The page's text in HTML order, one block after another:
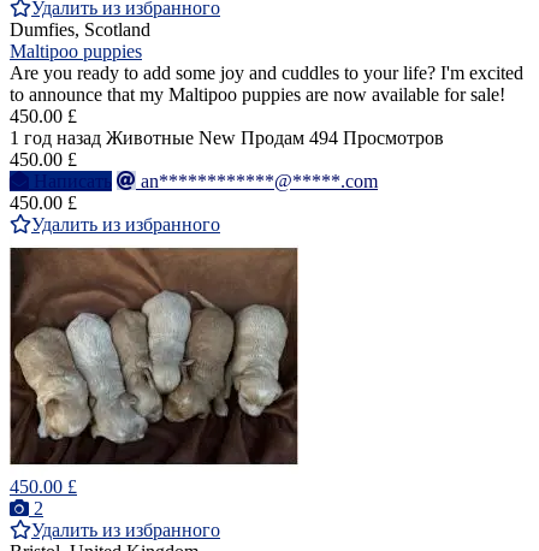
Удалить из избранного
Dumfies, Scotland
Maltipoo puppies
Are you ready to add some joy and cuddles to your life? I'm excited
to announce that my Maltipoo puppies are now available for sale!
450.00 £
1 год назад Животные New Продам 494 Просмотров
450.00 £
Написать
an************@*****.com
450.00 £
Удалить из избранного
450.00 £
2
Удалить из избранного